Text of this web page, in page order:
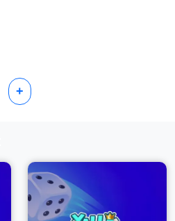
+